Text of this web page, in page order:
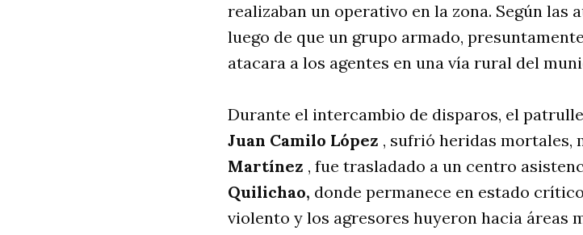
realizaban un operativo en la zona. Según
luego de que un grupo armado,
atacara a los agentes en una vía rural del
Durante el intercambio de disparos, el
Juan Camilo López , sufrió heridas mortales,
Martínez , fue trasladado a un centro
Quilichao, donde permanece en estado
violento y los agresores huyeron hacia áreas